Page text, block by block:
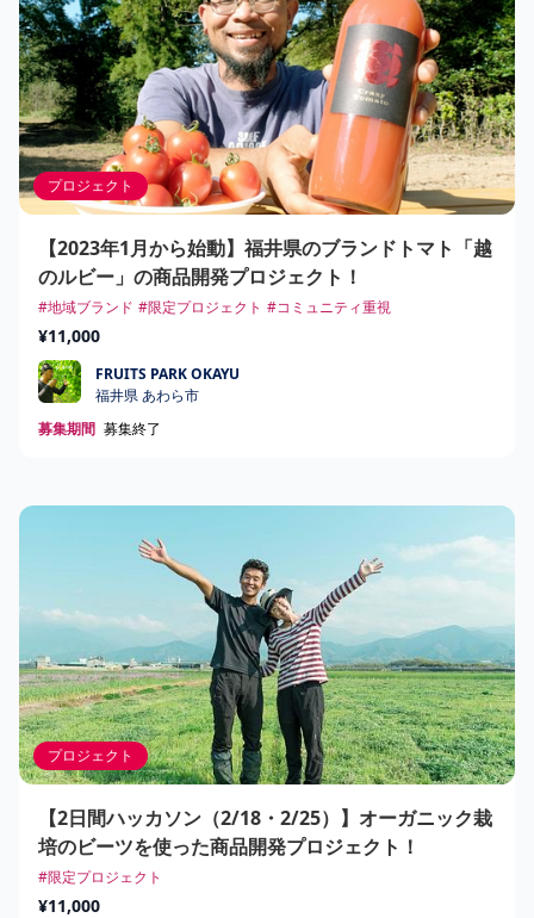
プロジェクト
【2023年1月から始動】福井県のブランドトマト「越
のルビー」の商品開発プロジェクト！
#地域ブランド #限定プロジェクト #コミュニティ重視
¥11,000
FRUITS PARK OKAYU
FRUITS PARK OKAYU
福井県 あわら市
募集期間 募集終了
プロジェクト
【2日間ハッカソン（2/18・2/25）】オーガニック栽
培のビーツを使った商品開発プロジェクト！
#限定プロジェクト
¥11,000